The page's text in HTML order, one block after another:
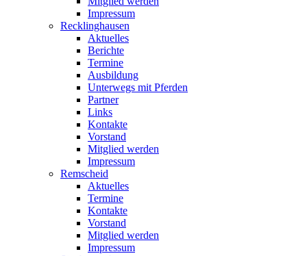
Impressum
Recklinghausen
Aktuelles
Berichte
Termine
Ausbildung
Unterwegs mit Pferden
Partner
Links
Kontakte
Vorstand
Mitglied werden
Impressum
Remscheid
Aktuelles
Termine
Kontakte
Vorstand
Mitglied werden
Impressum